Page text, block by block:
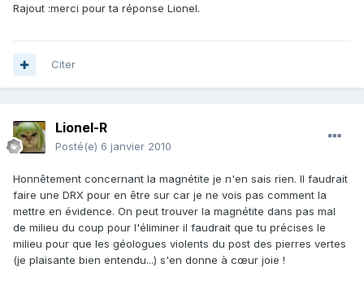
Rajout :merci pour ta réponse Lionel.
Citer
Lionel-R
Posté(e) 6 janvier 2010
Honnêtement concernant la magnétite je n'en sais rien. Il faudrait
faire une DRX pour en être sur car je ne vois pas comment la
mettre en évidence. On peut trouver la magnétite dans pas mal
de milieu du coup pour l'éliminer il faudrait que tu précises le
milieu pour que les géologues violents du post des pierres vertes
(je plaisante bien entendu...) s'en donne à cœur joie !